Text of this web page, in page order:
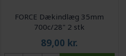
FORCE Dækindlæg 35mm
700c/28" 2 stk
89,00 kr.